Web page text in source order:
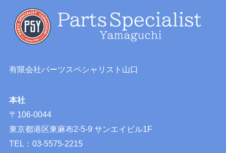
有限会社パーツスペシャリスト山口
本社
〒106-0044
東京都港区東麻布2-5-9 サンエイビル1F
TEL：03-5575-2215